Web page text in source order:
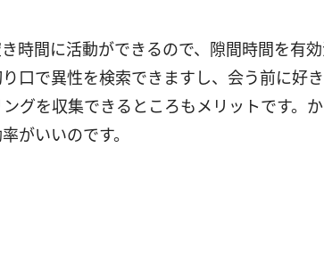
時間に活動ができるので、隙間時間を有
口で異性を検索できますし、会う前に好
グを収集できるところもメリットです。
がいいのです。